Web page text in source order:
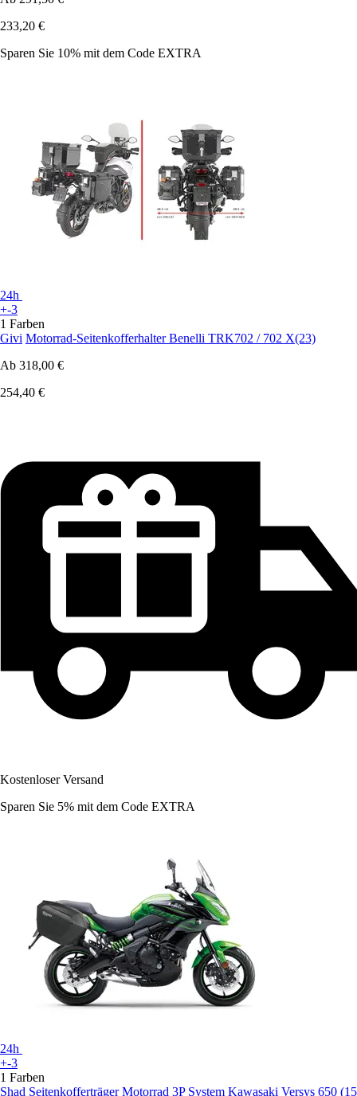
233,20 €
Sparen Sie 10% mit dem Code EXTRA
24h
+-3
1 Farben
Givi Motorrad-Seitenkofferhalter Benelli TRK702 / 702 X(23)
Ab 318,00 €
254,40 €
Kostenloser Versand
Sparen Sie 5% mit dem Code EXTRA
24h
+-3
1 Farben
Shad Seitenkofferträger Motorrad 3P System Kawasaki Versys 650 (15